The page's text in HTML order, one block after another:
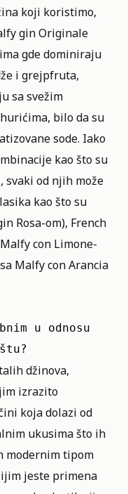
koji koristimo,
gin Originale
gde dominiraju
i grejpfruta,
sa svežim
bilo da su
sode. Iako
kao što su
svaki od njih može
kao što su
Rosa-om), French
con Limone-
Malfy con Arancia
u odnosu
džinova,
izrazito
koja dolazi od
ukusima što ih
modernim tipom
jeste primena